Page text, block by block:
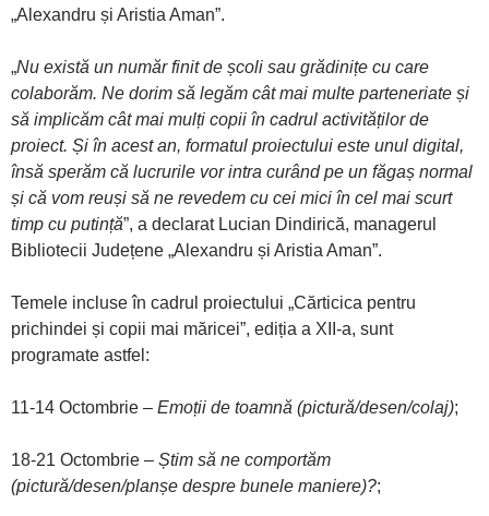
„Alexandru și Aristia Aman”.
„Nu există un număr finit de școli sau grădinițe cu care
colaborăm. Ne dorim să legăm cât mai multe parteneriate și
să implicăm cât mai mulți copii în cadrul activităților de
proiect. Și în acest an, formatul proiectului este unul digital,
însă sperăm că lucrurile vor intra curând pe un făgaș normal
și că vom reuși să ne revedem cu cei mici în cel mai scurt
timp cu putință”, a declarat Lucian Dindirică, managerul
Bibliotecii Județene „Alexandru și Aristia Aman”.
Temele incluse în cadrul proiectului „Cărticica pentru
prichindei și copii mai măricei”, ediția a XII-a, sunt
programate astfel:
11-14 Octombrie – Emoții de toamnă (pictură/desen/colaj);
18-21 Octombrie – Știm să ne comportăm
(pictură/desen/planșe despre bunele maniere)?;